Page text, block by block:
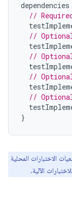
dependencies
//
//
//
//
//
}
الاختبارات المحلية
الآلية.